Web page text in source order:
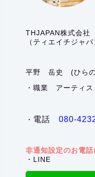
THJAPAN株式会社
（ティエイチジャパ
平野 岳史 (ひら
・職業 アーティス
・ 電話 080-
非通知設定のお電話
・LINE